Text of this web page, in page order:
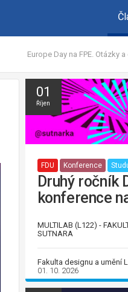
Europe Day na FPE. Otázky
01
Říjen
FDU Konference
Druhý ročník
konference
MULTILAB (L122) -
SUTNARA
Fakulta designu a umění
01. 10. 2026